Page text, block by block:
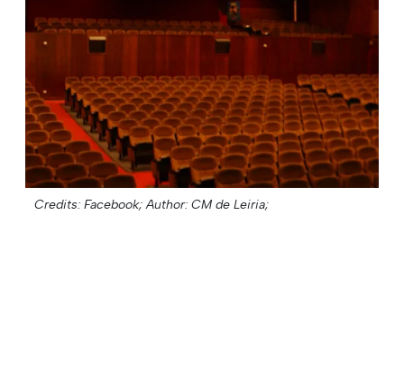
Credits: Facebook; Author: CM de Leiria;